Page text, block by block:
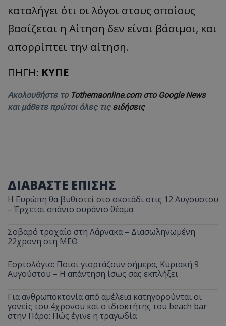
καταλήγει ότι οι λόγοι στους οποίους
βασίζεται η Αίτηση δεν είναι βάσιμοι, και
απορρίπτει την αίτηση.
ΠΗΓΗ: ΚΥΠΕ
Ακολουθήστε το Tothemaonline.com στο Google News
και μάθετε πρώτοι όλες τις ειδήσεις
ΔΙΑΒΑΣΤΕ ΕΠΙΣΗΣ
Η Ευρώπη θα βυθιστεί στο σκοτάδι στις 12 Αυγούστου
– Έρχεται σπάνιο ουράνιο θέαμα
Σοβαρό τροχαίο στη Λάρνακα – Διασωληνωμένη
22χρονη στη ΜΕΘ
Εορτολόγιο: Ποιοι γιορτάζουν σήμερα, Κυριακή 9
Αυγούστου – Η απάντηση ίσως σας εκπλήξει
Για ανθρωποκτονία από αμέλεια κατηγορούνται οι
γονείς του 4χρονου και ο ιδιοκτήτης του beach bar
στην Πάρο: Πώς έγινε η τραγωδία